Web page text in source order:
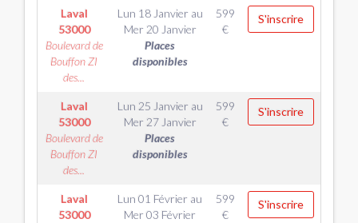
Laval
53000
Boulevard de
Bouffon ZI
des...
Lun 18 Janvier au
Mer 20 Janvier
Places
disponibles
599
€
S'inscrire
Laval
53000
Boulevard de
Bouffon ZI
des...
Lun 25 Janvier au
Mer 27 Janvier
Places
disponibles
599
€
S'inscrire
Laval
53000
Lun 01 Février au
Mer 03 Février
599
€
S'inscrire